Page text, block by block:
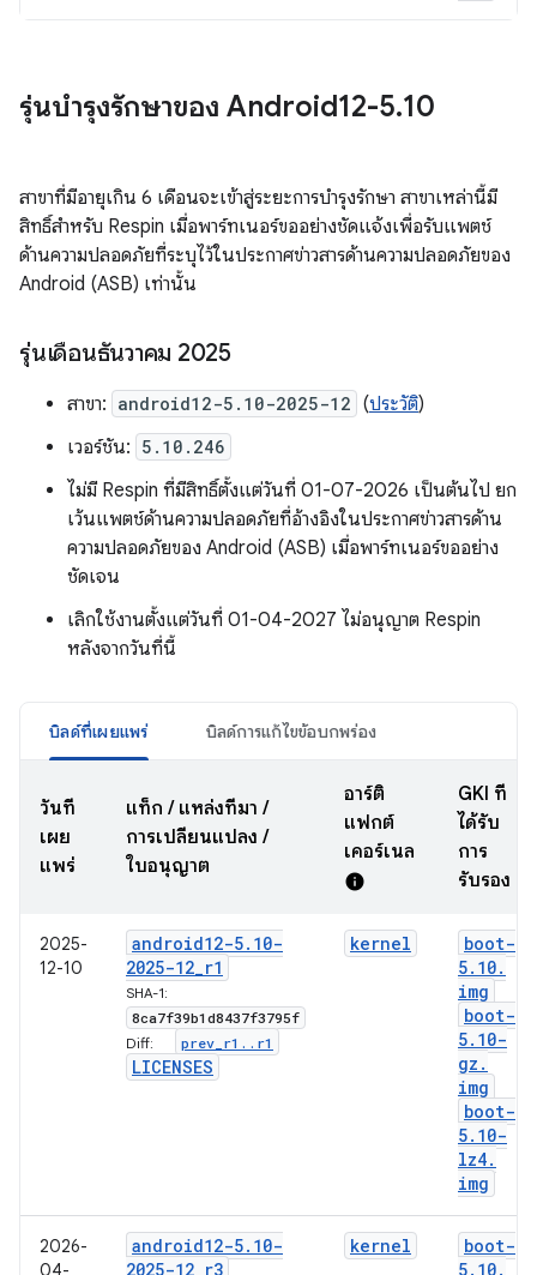
รุ่นบำรุงรักษาของ Android12-5.10
สาขาที่มีอายุเกิน 6 เดือนจะเข้าสู่ระยะการบำรุงรักษา สาขาเหล่านี้มี
สิทธิ์สำหรับ Respin เมื่อพาร์ทเนอร์ขออย่างชัดแจ้งเพื่อรับแพตช์
ด้านความปลอดภัยที่ระบุไว้ในประกาศข่าวสารด้านความปลอดภัยของ
Android (ASB) เท่านั้น
รุ่นเดือนธันวาคม 2025
สาขา: android12-5.10-2025-12 (ประวัติ)
เวอร์ชัน: 5.10.246
ไม่มี Respin ที่มีสิทธิ์ตั้งแต่วันที่ 01-07-2026 เป็นต้นไป ยก
เว้นแพตช์ด้านความปลอดภัยที่อ้างอิงในประกาศข่าวสารด้าน
ความปลอดภัยของ Android (ASB) เมื่อพาร์ทเนอร์ขออย่าง
ชัดเจน
เลิกใช้งานตั้งแต่วันที่ 01-04-2027 ไม่อนุญาต Respin
หลังจากวันที่นี้
บิลด์ที่เผยแพร่ บิลด์การแก้ไขข้อบกพร่อง
วันที่
เผย
แพร่
แท็ก / แหล่งที่มา /
การเปลี่ยนแปลง /
ใบอนุญาต
อาร์ติ
แฟกต์
เคอร์เนล
info
GKI ที่
ได้รับ
การ
รับรอง
2025-
12-10
android12-5. 10-
2025-12_r1
SHA-1:
8ca7f39b1d8437f3795f
Diff: prev r1 . . r1
LICENSES
kernel
boot-
5. 10.
img
boot-
5. 10-
gz .
img
boot-
5. 10-
lz4.
img
2026-
04-
android12-5. 10-
2025-12 r3
kernel
boot-
5. 10.